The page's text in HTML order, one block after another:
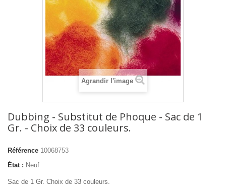
Agrandir l'image
Dubbing - Substitut de Phoque - Sac de 1
Gr. - Choix de 33 couleurs.
Référence 10068753
État : Neuf
Sac de 1 Gr. Choix de 33 couleurs.